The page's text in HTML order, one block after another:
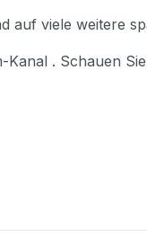
auf viele weitere
. Schauen